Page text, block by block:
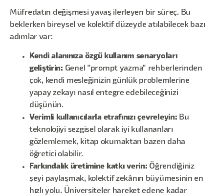
Müfredatın değişmesi yavaş ilerleyen bir süreç. Bu
beklerken bireysel ve kolektif düzeyde atılabilecek bazı
adımlar var:
Kendi alanınıza özgü kullanım senaryoları
geliştirin: Genel "prompt yazma" rehberlerinden
çok, kendi mesleğinizin günlük problemlerine
yapay zekayı nasıl entegre edebileceğinizi
düşünün.
Verimli kullanıcılarla etrafınızı çevreleyin: Bu
teknolojiyi sezgisel olarak iyi kullananları
gözlemlemek, kitap okumaktan bazen daha
öğretici olabilir.
Farkındalık üretimine katkı verin: Öğrendiğiniz
şeyi paylaşmak, kolektif zekânın büyümesinin en
hızlı yolu. Üniversiteler hareket edene kadar